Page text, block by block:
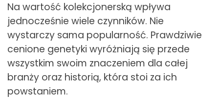
Na wartość kolekcjonerską wpływa
jednocześnie wiele czynników. Nie
wystarczy sama popularność. Prawdziwie
cenione genetyki wyróżniają się przede
wszystkim swoim znaczeniem dla całej
branży oraz historią, która stoi za ich
powstaniem.